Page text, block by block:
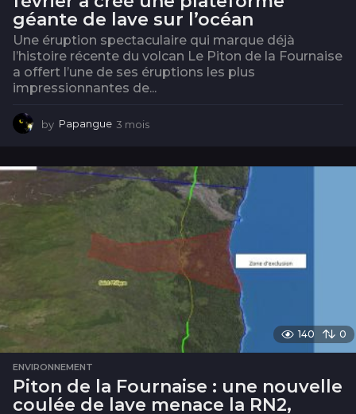
géante de lave sur l’océan
Une éruption spectaculaire qui marque déjà
l’histoire récente du volcan Le Piton de la Fournaise
a offert l’une de ses éruptions les plus
impressionnantes de...
by Papangue 3 mois
i
s
140 0
ENVIRONNEMENT
Piton de la Fournaise : une nouvelle
coulée de lave menace la RN2,